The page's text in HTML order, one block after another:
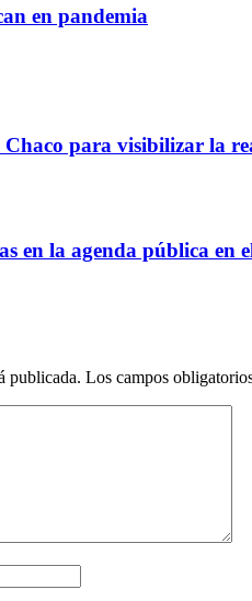
en pandemia
para visibilizar la
en la agenda pública
publicada. Los campos